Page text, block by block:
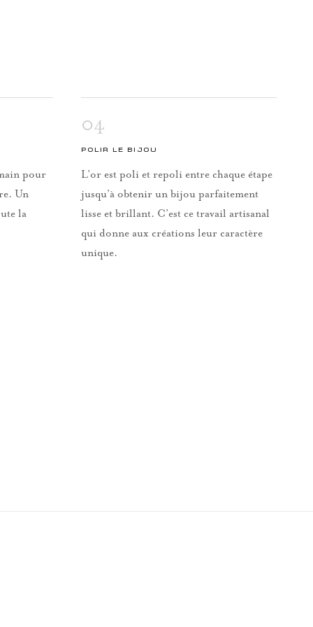
pour
Un
la
04
POLIR LE BIJOU
L’or est poli et repoli entre chaque étape
jusqu’à obtenir un bijou parfaitement
lisse et brillant. C’est ce travail artisanal
qui donne aux créations leur caractère
unique.